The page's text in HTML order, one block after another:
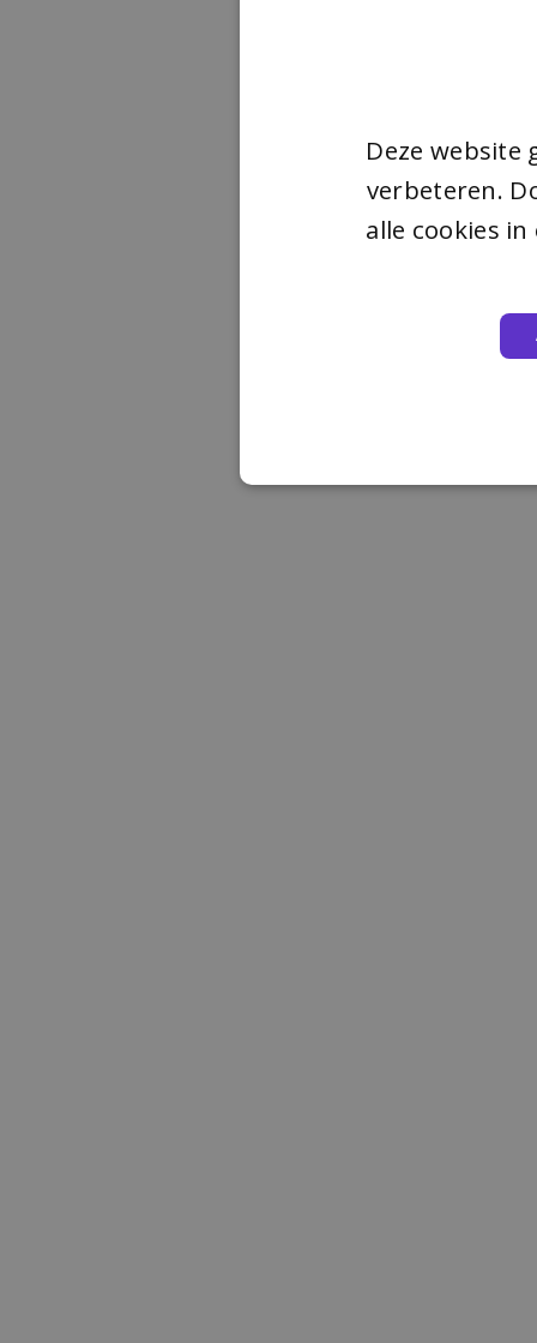
Deze
verbeteren.
alle cookies